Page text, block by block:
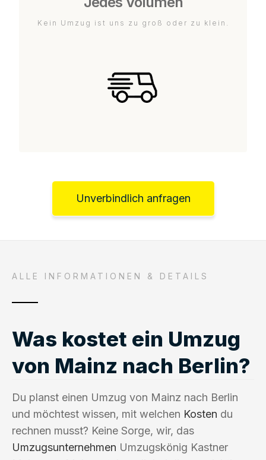
Kein Umzug ist uns zu groß oder zu klein.
Unverbindlich anfragen
ALLE INFORMATIONEN & DETAILS
Was kostet ein Umzug
von Mainz nach Berlin?
Du planst einen Umzug von Mainz nach Berlin
und möchtest wissen, mit welchen Kosten du
rechnen musst? Keine Sorge, wir, das
Umzugsunternehmen Umzugskönig Kastner